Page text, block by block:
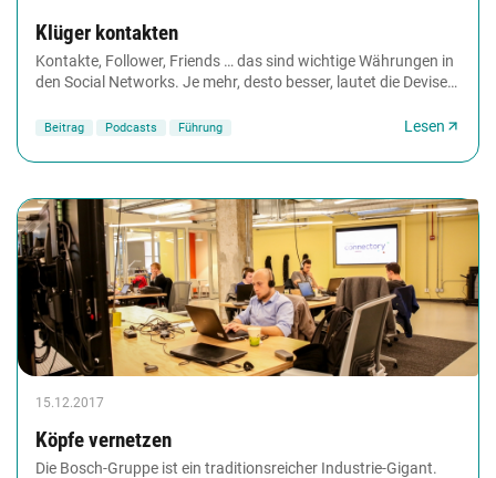
Klüger kontakten
Kontakte, Follower, Friends … das sind wichtige Währungen in
den Social Networks. Je mehr, desto besser, lautet die Devise.
Beitrag Podcasts Führung Lesen
15.12.2017
Köpfe vernetzen
Die Bosch-Gruppe ist ein traditionsreicher Industrie-Gigant.